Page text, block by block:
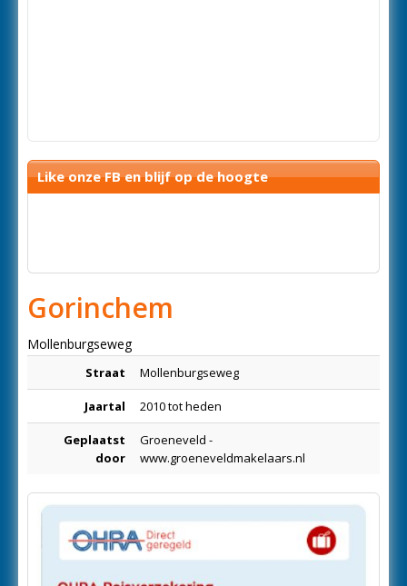
Like onze FB en blijf op de hoogte
Gorinchem
Mollenburgseweg
Straat Mollenburgseweg
Jaartal 2010 tot heden
Geplaatst
door
Groeneveld -
www.groeneveldmakelaars.nl